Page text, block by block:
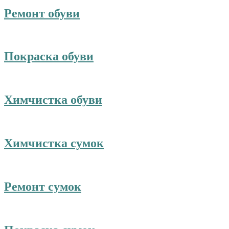
Ремонт обуви
Покраска обуви
Химчистка обуви
Химчистка сумок
Ремонт сумок